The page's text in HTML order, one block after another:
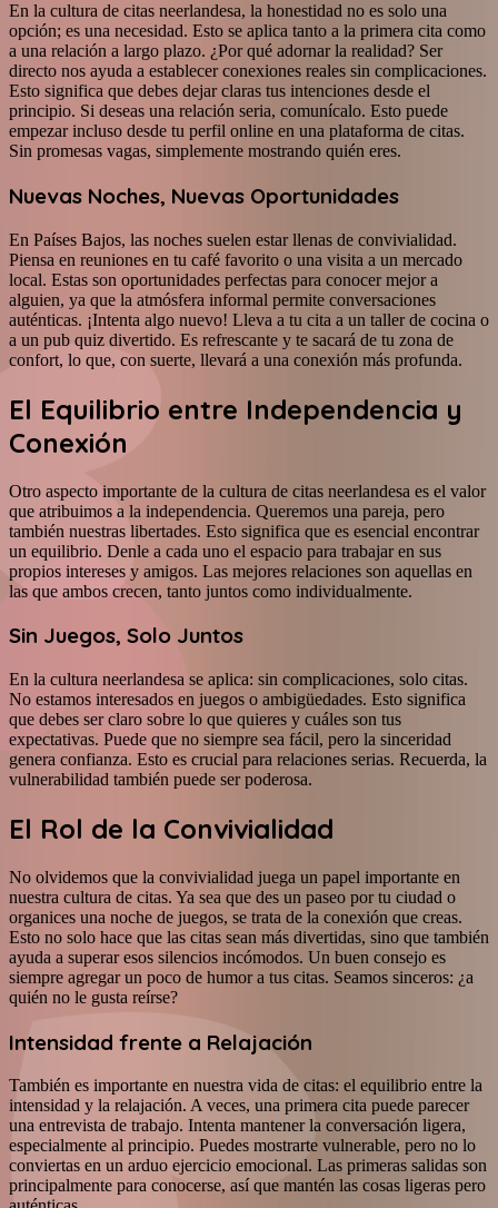
En la cultura de citas neerlandesa, la honestidad no es solo una
opción; es una necesidad. Esto se aplica tanto a la primera cita como
a una relación a largo plazo. ¿Por qué adornar la realidad? Ser
directo nos ayuda a establecer conexiones reales sin complicaciones.
Esto significa que debes dejar claras tus intenciones desde el
principio. Si deseas una relación seria, comunícalo. Esto puede
empezar incluso desde tu perfil online en una plataforma de citas.
Sin promesas vagas, simplemente mostrando quién eres.
Nuevas Noches, Nuevas Oportunidades
En Países Bajos, las noches suelen estar llenas de convivialidad.
Piensa en reuniones en tu café favorito o una visita a un mercado
local. Estas son oportunidades perfectas para conocer mejor a
alguien, ya que la atmósfera informal permite conversaciones
auténticas. ¡Intenta algo nuevo! Lleva a tu cita a un taller de cocina o
a un pub quiz divertido. Es refrescante y te sacará de tu zona de
confort, lo que, con suerte, llevará a una conexión más profunda.
El Equilibrio entre Independencia y
Conexión
Otro aspecto importante de la cultura de citas neerlandesa es el valor
que atribuimos a la independencia. Queremos una pareja, pero
también nuestras libertades. Esto significa que es esencial encontrar
un equilibrio. Denle a cada uno el espacio para trabajar en sus
propios intereses y amigos. Las mejores relaciones son aquellas en
las que ambos crecen, tanto juntos como individualmente.
Sin Juegos, Solo Juntos
En la cultura neerlandesa se aplica: sin complicaciones, solo citas.
No estamos interesados en juegos o ambigüedades. Esto significa
que debes ser claro sobre lo que quieres y cuáles son tus
expectativas. Puede que no siempre sea fácil, pero la sinceridad
genera confianza. Esto es crucial para relaciones serias. Recuerda, la
vulnerabilidad también puede ser poderosa.
El Rol de la Convivialidad
No olvidemos que la convivialidad juega un papel importante en
nuestra cultura de citas. Ya sea que des un paseo por tu ciudad o
organices una noche de juegos, se trata de la conexión que creas.
Esto no solo hace que las citas sean más divertidas, sino que también
ayuda a superar esos silencios incómodos. Un buen consejo es
siempre agregar un poco de humor a tus citas. Seamos sinceros: ¿a
quién no le gusta reírse?
Intensidad frente a Relajación
También es importante en nuestra vida de citas: el equilibrio entre la
intensidad y la relajación. A veces, una primera cita puede parecer
una entrevista de trabajo. Intenta mantener la conversación ligera,
especialmente al principio. Puedes mostrarte vulnerable, pero no lo
conviertas en un arduo ejercicio emocional. Las primeras salidas son
principalmente para conocerse, así que mantén las cosas ligeras pero